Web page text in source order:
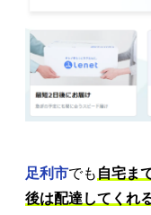
足利市でも 自宅ま
後は配達してくれ